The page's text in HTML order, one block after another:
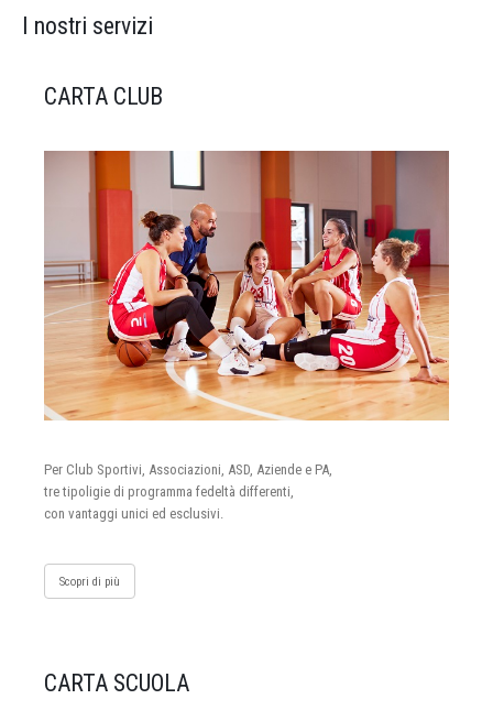
I nostri servizi
CARTA CLUB
Per Club Sportivi, Associazioni, ASD, Aziende e PA,
tre tipoligie di programma fedeltà differenti,
con vantaggi unici ed esclusivi.
Scopri di più
CARTA SCUOLA